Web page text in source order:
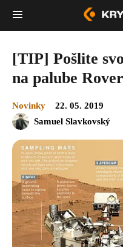
[TIP] Pošlite
na palube
Novinky
22. 05. 2019
Samuel Slavkovský